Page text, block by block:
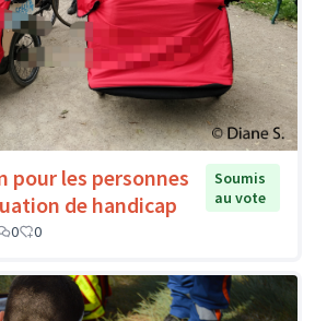
pour les personnes
de handicap
Soumis
au vote
0 0